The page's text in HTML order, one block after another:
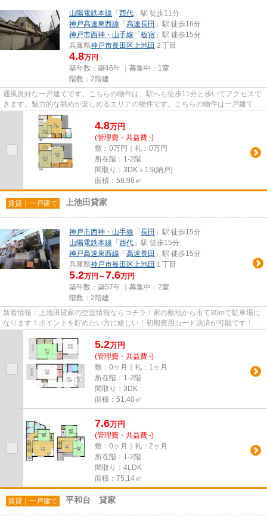
山陽電鉄本線 「 西代 」駅 徒歩11分
神戸高速東西線 「 高速長田 」駅 徒歩16分
神戸市西神・山手線 「 板宿 」駅 徒歩15分
兵庫県神戸市長田区上池田 ２丁目
4.8万円
築年数：築46年 ｜募集中： 1室
階数：2階建
通風良好な一戸建てです。こちらの物件は、駅へも徒歩11分と歩いてアクセスで
きます。魅力的な眺めが楽しめるエリアの物件です。こちらの物件は一戸建てで
す。素敵な賃貸戸建てを探す...
4.8万円
(管理費・共益費 -)
敷：0万円｜礼：0万円
所在階：1-2階
間取り：3DK＋1S(納戸)
面積：58.98㎡
賃貸｜一戸建て 上池田貸家
神戸市西神・山手線 「 長田 」駅 徒歩15分
山陽電鉄本線 「 西代 」駅 徒歩15分
神戸高速東西線 「 高速長田 」駅 徒歩15分
兵庫県神戸市長田区上池田 １丁目
5.2万円～7.6万円
築年数：築57年 ｜募集中： 2室
階数：2階建
新着情報：上池田貸家の空室情報ならコチラ！家の敷地から出て30mで駐車場に
なります！ポイントを貯めたい方に嬉しい！初期費用カード決済が可能です！
5.2万円
(管理費・共益費 -)
敷：0ヶ月｜礼：1ヶ月
所在階：1-2階
間取り：3DK
面積：51.40㎡
7.6万円
(管理費・共益費 -)
敷：0ヶ月｜礼：2ヶ月
所在階：1-2階
間取り：4LDK
面積：75.14㎡
賃貸｜一戸建て 平和台 貸家